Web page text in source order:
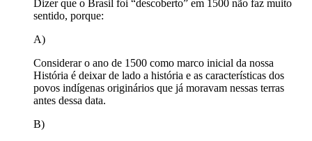
Dizer que o Brasil foi “descoberto” em 1500 não faz muito
sentido, porque:
A)
Considerar o ano de 1500 como marco inicial da nossa
História é deixar de lado a história e as características dos
povos indígenas originários que já moravam nessas terras
antes dessa data.
B)